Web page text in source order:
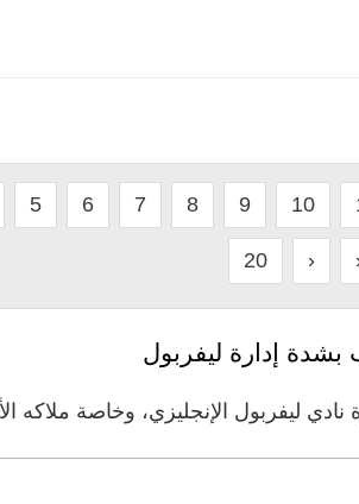
5 6 7 8 9 10
20 ›
إدارة ليفربول
الإنجليزي، وخاصة ملاكه